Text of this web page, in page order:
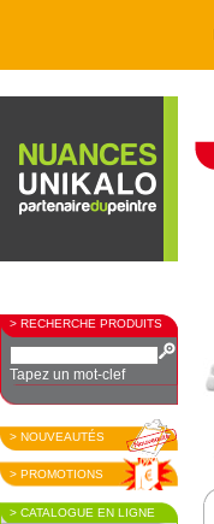
> RECHERCHE PRODUITS
Tapez un mot-clef
> NOUVEAUTÉS
> PROMOTIONS
> CATALOGUE EN LIGNE